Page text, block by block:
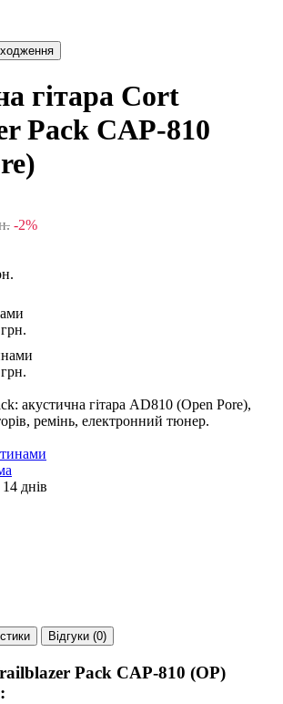
гітара Cort
Pack CAP-810
-2%
акустична гітара AD810 (Open Pore),
ремінь, електронний тюнер.
днів
Відгуки (0)
Pack CAP-810 (OP)